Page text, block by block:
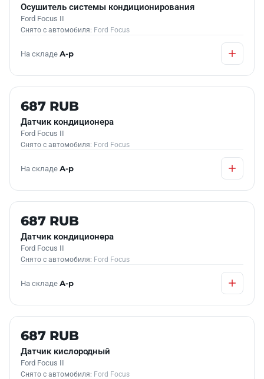
Осушитель системы кондиционирования
Ford Focus II
Снято с автомобиля: Ford Focus
На складе А-р
Б/У В НАЛИЧИИ
687 RUB
Датчик кондиционера
Ford Focus II
Снято с автомобиля: Ford Focus
На складе А-р
Б/У В НАЛИЧИИ
687 RUB
Датчик кондиционера
Ford Focus II
Снято с автомобиля: Ford Focus
На складе А-р
Б/У В НАЛИЧИИ
687 RUB
Датчик кислородный
Ford Focus II
Снято с автомобиля: Ford Focus